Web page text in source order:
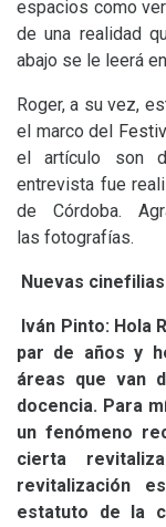
espacios como
de una realidad
abajo se le leerá
Roger, a su vez,
el marco del
el artículo son
entrevista fue
de Córdoba.
las fotografías.
Nuevas cinefilias
Iván Pinto: Hola
par de años y
áreas que van
docencia. Para
un fenómeno
cierta
revitalización
estatuto de la